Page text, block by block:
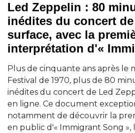
Led Zeppelin : 80
inédites du concert
surface, avec la
interprétation d'«
Plus de cinquante ans après le
Festival de 1970, plus de 80
inédites du concert de Led
en ligne. Ce document
notamment de découvrir la
en public d'« Immigrant Song